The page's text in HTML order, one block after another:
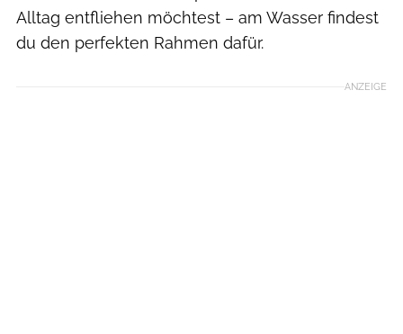
Alltag entfliehen möchtest – am Wasser findest
du den perfekten Rahmen dafür.
ANZEIGE